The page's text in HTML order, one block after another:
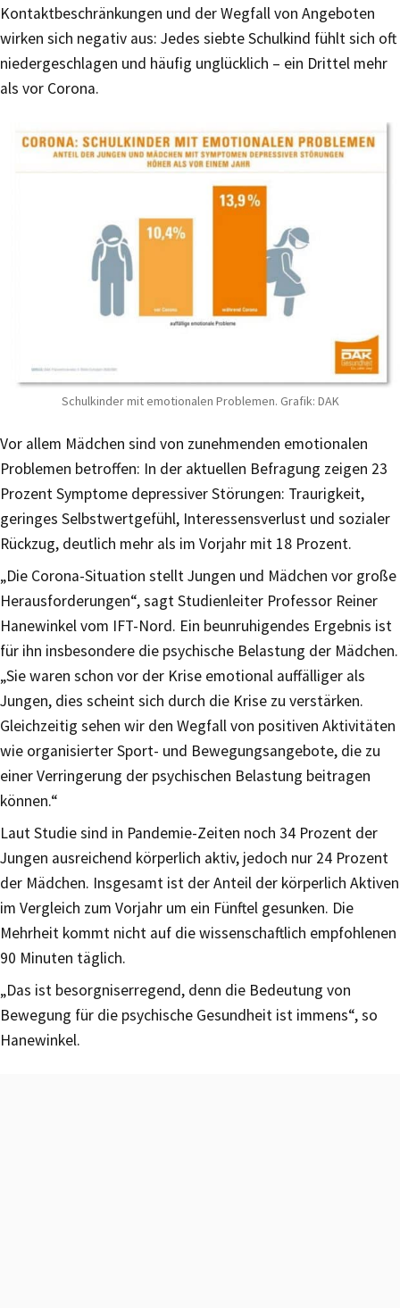
Kontaktbeschränkungen und der Wegfall von Angeboten
wirken sich negativ aus: Jedes siebte Schulkind fühlt sich oft
niedergeschlagen und häufig unglücklich – ein Drittel mehr
als vor Corona.
Schulkinder mit emotionalen Problemen. Grafik: DAK
Vor allem Mädchen sind von zunehmenden emotionalen
Problemen betroffen: In der aktuellen Befragung zeigen 23
Prozent Symptome depressiver Störungen: Traurigkeit,
geringes Selbstwertgefühl, Interessensverlust und sozialer
Rückzug, deutlich mehr als im Vorjahr mit 18 Prozent.
„Die Corona-Situation stellt Jungen und Mädchen vor große
Herausforderungen“, sagt Studienleiter Professor Reiner
Hanewinkel vom IFT-Nord. Ein beunruhigendes Ergebnis ist
für ihn insbesondere die psychische Belastung der Mädchen.
„Sie waren schon vor der Krise emotional auffälliger als
Jungen, dies scheint sich durch die Krise zu verstärken.
Gleichzeitig sehen wir den Wegfall von positiven Aktivitäten
wie organisierter Sport- und Bewegungsangebote, die zu
einer Verringerung der psychischen Belastung beitragen
können.“
Laut Studie sind in Pandemie-Zeiten noch 34 Prozent der
Jungen ausreichend körperlich aktiv, jedoch nur 24 Prozent
der Mädchen. Insgesamt ist der Anteil der körperlich Aktiven
im Vergleich zum Vorjahr um ein Fünftel gesunken. Die
Mehrheit kommt nicht auf die wissenschaftlich empfohlenen
90 Minuten täglich.
„Das ist besorgniserregend, denn die Bedeutung von
Bewegung für die psychische Gesundheit ist immens“, so
Hanewinkel.